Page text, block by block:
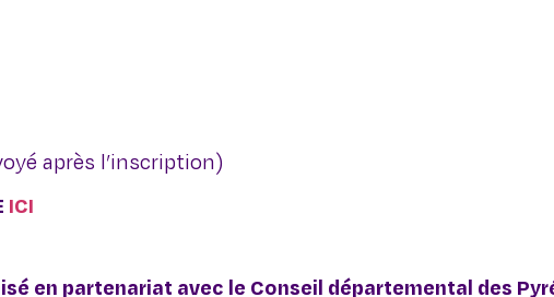
après l’inscription)
ICI
en partenariat avec le Conseil départemental des